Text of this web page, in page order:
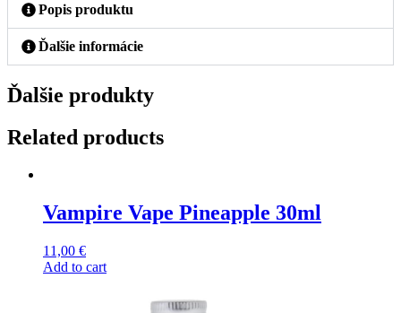
Popis produktu
Ďalšie informácie
Ďalšie produkty
Related products
Vampire Vape Pineapple 30ml
11,00 €
Add to cart